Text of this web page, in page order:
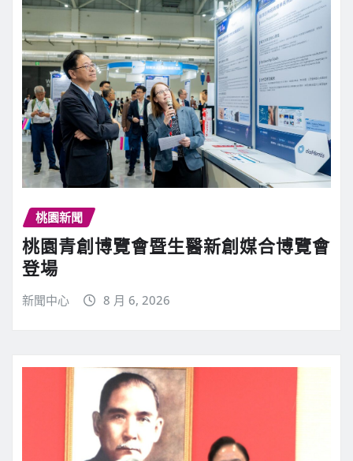
桃園新聞
桃園青創博覽會暨生醫新創媒合博覽會
登場
新聞中心 8 月 6, 2026